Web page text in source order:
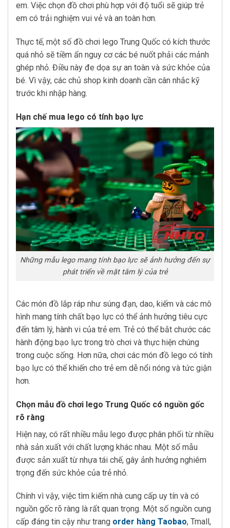
em. Việc chọn đồ chơi phù hợp với độ tuổi sẽ giúp trẻ
em có trải nghiệm vui vẻ và an toàn hơn.
Thực tế, một số đồ chơi lego Trung Quốc có kích thước
quá nhỏ sẽ tiềm ẩn nguy cơ các bé nuốt phải các mảnh
ghép nhỏ. Điều này đe dọa sự an toàn và sức khỏe của
bé. Vì vậy, các chủ shop kinh doanh cần cân nhắc kỹ
trước khi nhập hàng.
Hạn chế mua lego có tính bạo lực
Những mẫu lego mang tính bạo lực sẽ ảnh hưởng đến sự
phát triển về mặt tâm lý của trẻ
Các món đồ lắp ráp như súng đạn, dao, kiếm và các mô
hình mang tính chất bạo lực có thể ảnh hưởng tiêu cực
đến tâm lý, hành vi của trẻ em. Trẻ có thể bắt chước các
hành động bạo lực trong trò chơi và thực hiện chúng
trong cuộc sống. Hơn nữa, chơi các món đồ lego có tính
bạo lực có thể khiến cho trẻ em dễ nổi nóng và tức giận
hơn.
Chọn mẫu đồ chơi lego Trung Quốc có nguồn gốc
rõ ràng
Hiện nay, có rất nhiều mẫu lego được phân phối từ nhiều
nhà sản xuất với chất lượng khác nhau. Một số mẫu
được sản xuất từ nhựa tái chế, gây ảnh hưởng nghiêm
trọng đến sức khỏe của trẻ nhỏ.
Chính vì vậy, việc tìm kiếm nhà cung cấp uy tín và có
nguồn gốc rõ ràng là rất quan trọng. Một số nguồn cung
cấp đáng tin cậy như trang order hàng Taobao, Tmall,